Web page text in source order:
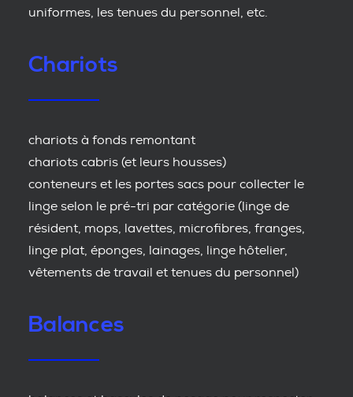
uniformes, les tenues du personnel, etc.
Chariots
chariots à fonds remontant
chariots cabris (et leurs housses)
conteneurs et les portes sacs pour collecter le
linge selon le pré-tri par catégorie (linge de
résident, mops, lavettes, microfibres, franges,
linge plat, éponges, lainages, linge hôtelier,
vêtements de travail et tenues du personnel)
Balances